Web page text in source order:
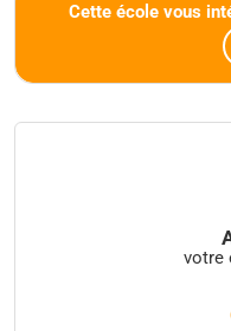
Cette école vous
votre